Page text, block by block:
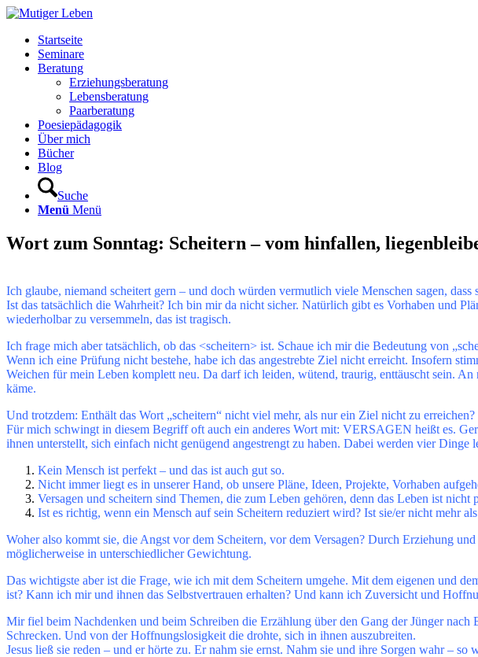
Startseite
Seminare
Beratung
Erziehungsberatung
Lebensberatung
Paarberatung
Poesiepädagogik
Über mich
Bücher
Blog
Suche
Menü Menü
Wort zum Sonntag: Scheitern – vom hinfallen,
Ich glaube, niemand scheitert gern – und doch würden vermutlich viele Menschen sagen, dass
Ist das tatsächlich die Wahrheit? Ich bin mir da nicht sicher. Natürlich gibt es Vorhaben und
wiederholbar zu versemmeln, das ist tragisch.
Ich frage mich aber tatsächlich, ob das <scheitern> ist. Schaue ich mir die Bedeutung von
Wenn ich eine Prüfung nicht bestehe, habe ich das angestrebte Ziel nicht erreicht. Insofern
Weichen für mein Leben komplett neu. Da darf ich leiden, wütend, traurig, enttäuscht sein.
käme.
Und trotzdem: Enthält das Wort „scheitern“ nicht viel mehr, als nur ein Ziel nicht zu erreichen?
Für mich schwingt in diesem Begriff oft auch ein anderes Wort mit: VERSAGEN heißt es.
ihnen unterstellt, sich einfach nicht genügend angestrengt zu haben. Dabei werden vier Dinge
Kein Mensch ist perfekt – und das ist auch gut so.
Nicht immer liegt es in unserer Hand, ob unsere Pläne, Ideen, Projekte, Vorhaben
Versagen und scheitern sind Themen, die zum Leben gehören, denn das Leben ist
Ist es richtig, wenn ein Mensch auf sein Scheitern reduziert wird? Ist sie/er nicht mehr
Woher also kommt sie, die Angst vor dem Scheitern, vor dem Versagen? Durch Erziehung
möglicherweise in unterschiedlicher Gewichtung.
Das wichtigste aber ist die Frage, wie ich mit dem Scheitern umgehe. Mit dem eigenen und
ist? Kann ich mir und ihnen das Selbstvertrauen erhalten? Und kann ich Zuversicht und
Mir fiel beim Nachdenken und beim Schreiben die Erzählung über den Gang der Jünger
Schrecken. Und von der Hoffnungslosigkeit die drohte, sich in ihnen auszubreiten.
Jesus ließ sie reden – und er hörte zu. Er nahm sie ernst. Nahm sie und ihre Sorgen wahr – so